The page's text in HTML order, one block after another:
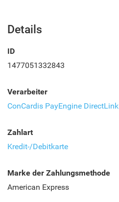
Details
ID
1477051332843
Verarbeiter
ConCardis PayEngine DirectLink
Zahlart
Kredit-/Debitkarte
Marke der Zahlungsmethode
American Express